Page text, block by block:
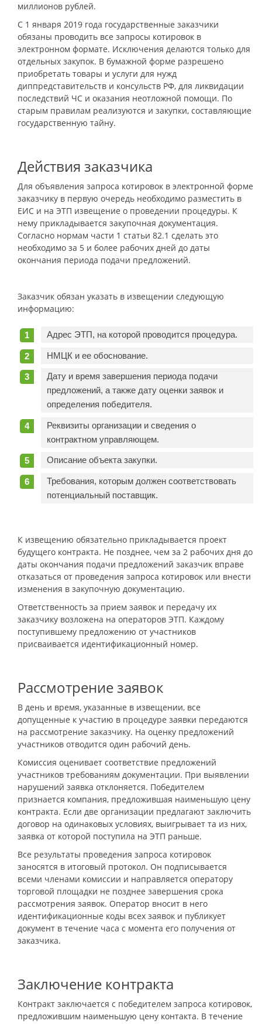
миллионов рублей.
С 1 января 2019 года государственные заказчики
обязаны проводить все запросы котировок в
электронном формате. Исключения делаются только для
отдельных закупок. В бумажной форме разрешено
приобретать товары и услуги для нужд
диппредставительств и консульств РФ, для ликвидации
последствий ЧС и оказания неотложной помощи. По
старым правилам реализуются и закупки, составляющие
государственную тайну.
Действия заказчика
Для объявления запроса котировок в электронной форме
заказчику в первую очередь необходимо разместить в
ЕИС и на ЭТП извещение о проведении процедуры. К
нему прикладывается закупочная документация.
Согласно нормам части 1 статьи 82.1 сделать это
необходимо за 5 и более рабочих дней до даты
окончания периода подачи предложений.
Заказчик обязан указать в извещении следующую
информацию:
Адрес ЭТП, на которой проводится процедура.
НМЦК и ее обоснование.
Дату и время завершения периода подачи
предложений, а также дату оценки заявок и
определения победителя.
Реквизиты организации и сведения о
контрактном управляющем.
Описание объекта закупки.
Требования, которым должен соответствовать
потенциальный поставщик.
К извещению обязательно прикладывается проект
будущего контракта. Не позднее, чем за 2 рабочих дня до
даты окончания подачи предложений заказчик вправе
отказаться от проведения запроса котировок или внести
изменения в закупочную документацию.
Ответственность за прием заявок и передачу их
заказчику возложена на операторов ЭТП. Каждому
поступившему предложению от участников
присваивается идентификационный номер.
Рассмотрение заявок
В день и время, указанные в извещении, все
допущенные к участию в процедуре заявки передаются
на рассмотрение заказчику. На оценку предложений
участников отводится один рабочий день.
Комиссия оценивает соответствие предложений
участников требованиям документации. При выявлении
нарушений заявка отклоняется. Победителем
признается компания, предложившая наименьшую цену
контракта. Если две организации предлагают заключить
договор на одинаковых условиях, выигрывает та из них,
заявка от которой поступила на ЭТП раньше.
Все результаты проведения запроса котировок
заносятся в итоговый протокол. Он подписывается
всеми членами комиссии и направляется оператору
торговой площадки не позднее завершения срока
рассмотрения заявок. Оператор вносит в него
идентификационные коды всех заявок и публикует
документ в течение часа с момента его получения от
заказчика.
Заключение контракта
Контракт заключается с победителем запроса котировок,
предложившим наименьшую цену контакта. В течение